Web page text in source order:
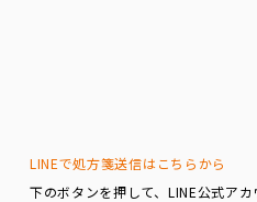
LINEで処方箋送信はこちらから
下のボタンを押して、LINE公式ア